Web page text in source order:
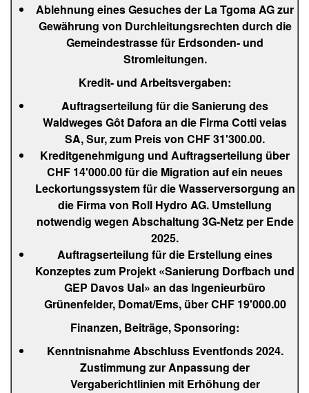
Ablehnung eines Gesuches der La Tgoma AG zur
Gewährung von Durchleitungsrechten durch die
Gemeindestrasse für Erdsonden- und
Stromleitungen.
Kredit- und Arbeitsvergaben:
Auftragserteilung für die Sanierung des
Waldweges Gôt Dafora an die Firma Cotti veias
SA, Sur, zum Preis von CHF 31'300.00.
Kreditgenehmigung und Auftragserteilung über
CHF 14'000.00 für die Migration auf ein neues
Leckortungssystem für die Wasserversorgung an
die Firma von Roll Hydro AG. Umstellung
notwendig wegen Abschaltung 3G-Netz per Ende
2025.
Auftragserteilung für die Erstellung eines
Konzeptes zum Projekt «Sanierung Dorfbach und
GEP Davos Ual» an das Ingenieurbüro
Grünenfelder, Domat/Ems, über CHF 19'000.00
Finanzen, Beiträge, Sponsoring:
Kenntnisnahme Abschluss Eventfonds 2024.
Zustimmung zur Anpassung der
Vergaberichtlinien mit Erhöhung der